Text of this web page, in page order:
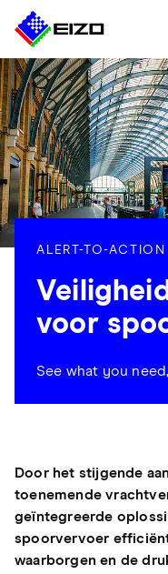
ALERT-TO-ACTION
voor
See what you
Door het stijgende
toenemende
geïntegreerde
spoorvervoer
waarborgen en de